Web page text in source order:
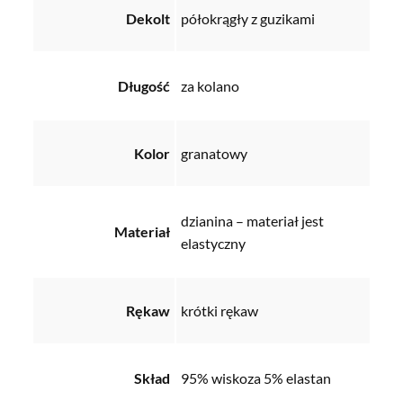
Dekolt półokrągły z guzikami
Długość za kolano
Kolor granatowy
Materiał
dzianina – materiał jest
elastyczny
Rękaw krótki rękaw
Skład 95% wiskoza 5% elastan